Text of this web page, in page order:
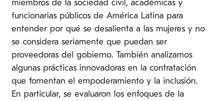
miembros de la sociedad civil, académicas y
funcionarias públicos de América Latina para
entender por qué se desalienta a las mujeres y no
se considera seriamente que puedan ser
proveedoras del gobierno. También analizamos
algunas prácticas innovadoras en la contratación
que fomentan el empoderamiento y la inclusión.
En particular, se evaluaron los enfoques de la